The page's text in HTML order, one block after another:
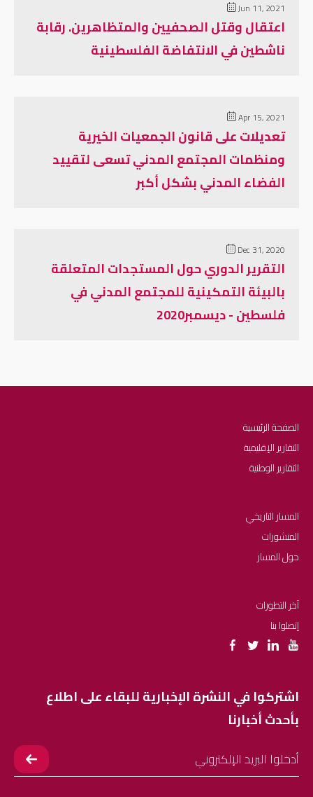
Jun 11, 2021
اعتقال وقتل الصحفيين والمتظاهرين. رقابة
ناشطين في الانتفاضة الفلسطينية
Apr 15, 2021
تعديلات على قانون الجمعيات الخيرية
ومنظمات المجتمع المدني تسعى لتقييد
الفضاء المدني بشكل أكبر
Dec 31, 2020
التقرير الدوري حول المستجدات المتعلقة
بالبيئة التمكينية للمجتمع المدني في
فلسطين - ديسمبر2020
الصفحة الرئيسية
التقارير الإقليمية
التقارير الوطنية
المسار التاريخي
المنشورات
حول المسار
آخر التطورات
إتصلوا بنا
اشتركوا في النشرة الإخبارية للبقاء على اطلاع
بأحدث أخبارنا